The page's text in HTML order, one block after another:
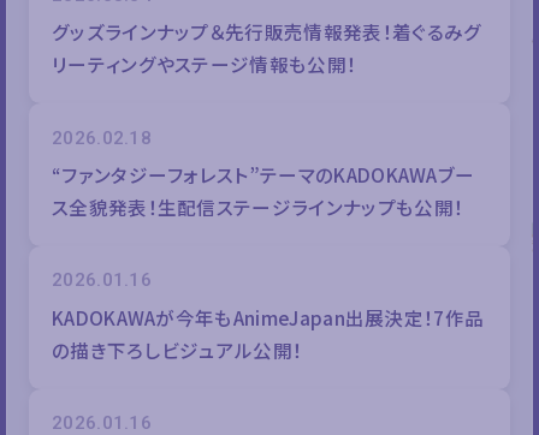
グッズラインナップ＆先行販売情報発表！着ぐるみグ
リーティングやステージ情報も公開！
2026.02.18
“ファンタジーフォレスト”テーマのKADOKAWAブー
ス全貌発表！生配信ステージラインナップも公開！
2026.01.16
KADOKAWAが今年もAnimeJapan出展決定！7作品
の描き下ろしビジュアル公開！
2026.01.16